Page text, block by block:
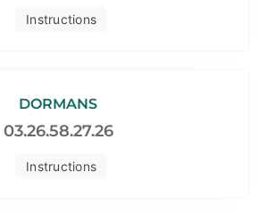
Instructions
Instructions
DORMANS
03.26.58.27.26